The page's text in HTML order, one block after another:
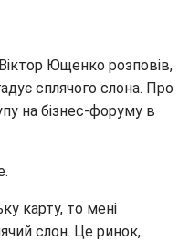
Ющенко розповів,
сплячого слона. Про
на бізнес-форуму в
карту, то мені
слон. Це ринок,